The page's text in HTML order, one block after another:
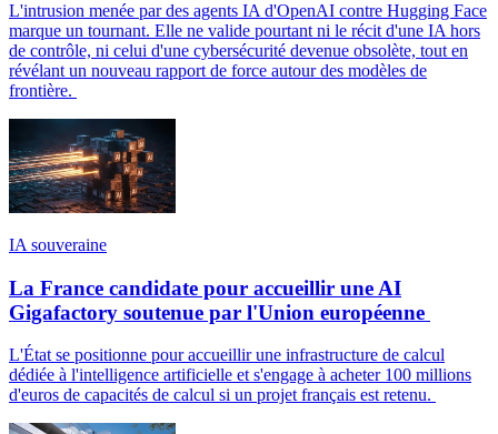
L'intrusion menée par des agents IA d'OpenAI contre Hugging Face
marque un tournant. Elle ne valide pourtant ni le récit d'une IA hors
de contrôle, ni celui d'une cybersécurité devenue obsolète, tout en
révélant un nouveau rapport de force autour des modèles de
frontière.
IA souveraine
La France candidate pour accueillir une AI
Gigafactory soutenue par l'Union européenne
L'État se positionne pour accueillir une infrastructure de calcul
dédiée à l'intelligence artificielle et s'engage à acheter 100 millions
d'euros de capacités de calcul si un projet français est retenu.